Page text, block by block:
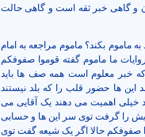
و گاهی خبر ثقه است و گاهی حالت
ماموم بکند؟ ماموم مراجعه به امام
ما ماموم گفته قوموا صفوفکم
خبر معلوم است همه صف ها باید
این ها حضور قلب را که بلد نیستند
خیلی اهمیت می دهند یک آقایی می
را گرفت توی سر این ها و حسابی
صفوفکم حالا اگر یک شیعه گفت توی